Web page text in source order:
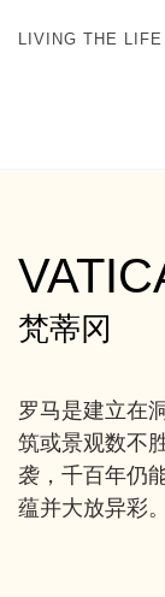
LIVING THE
梵蒂冈
罗马是建立在
筑或景观数不
袭，千百年仍
蕴并大放异彩。